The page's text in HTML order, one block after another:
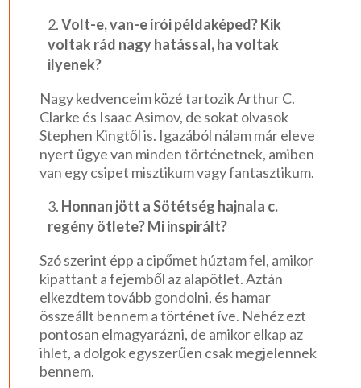
Volt-e, van-e írói példaképed? Kik
voltak rád nagy hatással, ha voltak
ilyenek?
Nagy kedvenceim közé tartozik Arthur C.
Clarke és Isaac Asimov, de sokat olvasok
Stephen Kingtől is. Igazából nálam már eleve
nyert ügye van minden történetnek, amiben
van egy csipet misztikum vagy fantasztikum.
Honnan jött a Sötétség hajnala c.
regény ötlete? Mi inspirált?
Szó szerint épp a cipőmet húztam fel, amikor
kipattant a fejemből az alapötlet. Aztán
elkezdtem tovább gondolni, és hamar
összeállt bennem a történet íve. Nehéz ezt
pontosan elmagyarázni, de amikor elkap az
ihlet, a dolgok egyszerűen csak megjelennek
bennem.